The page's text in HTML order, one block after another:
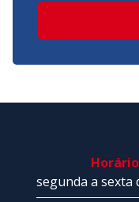
segunda a sexta